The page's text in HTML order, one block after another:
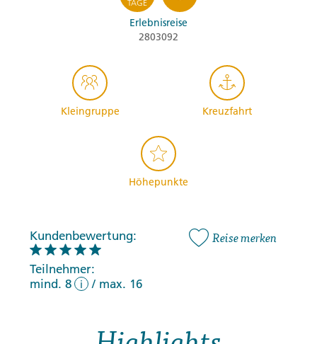
TAGE
Erlebnisreise
2803092
Kleingruppe Kreuzfahrt
Höhepunkte
Kundenbewertung:
Teilnehmer:
mind. 8
i / max. 16
Reise merken